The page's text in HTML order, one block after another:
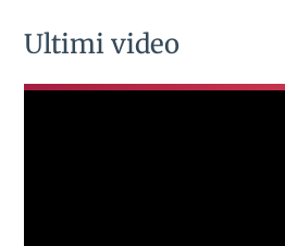
Ultimi video